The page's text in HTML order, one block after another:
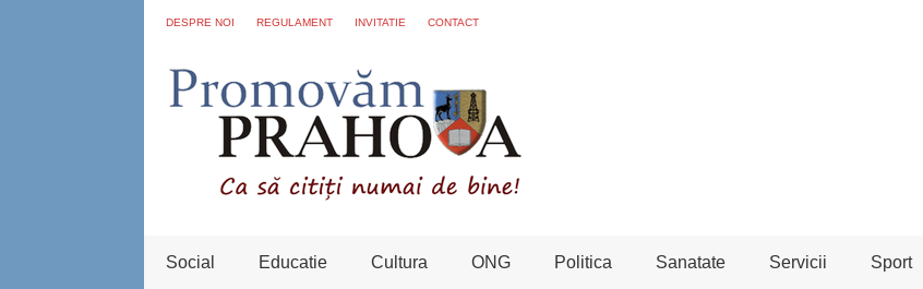
DESPRE NOI REGULAMENT INVITATIE CONTACT
Social Educatie Cultura ONG Politica Sanatate Servicii Sport